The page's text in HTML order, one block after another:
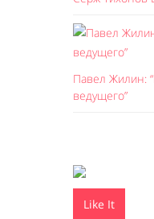
Павел Жилин:
ведущего”
Like It